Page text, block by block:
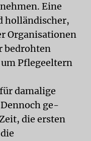
Eine
holländischer,
Organisationen
bedrohten
Pflegeeltern
damalige
ge-
die ersten